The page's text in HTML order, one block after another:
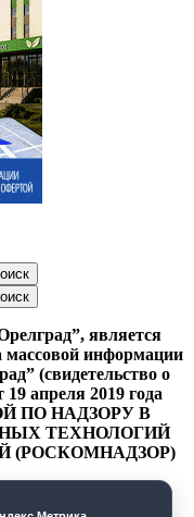
является
массовой информации
(свидетельство о
апреля 2019 года
ПО НАДЗОРУ В
ТЕХНОЛОГИЙ